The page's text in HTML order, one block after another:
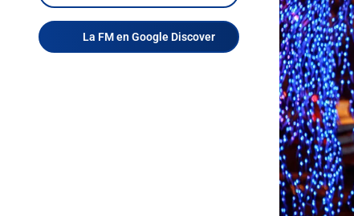
La FM en Google Discover